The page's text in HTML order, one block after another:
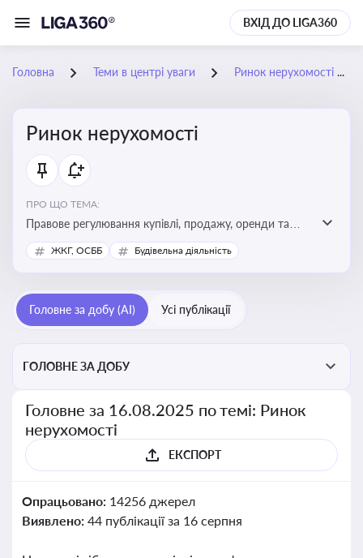
ВХІД ДО LIGA360
Головна Теми в центрі уваги Ринок нерухомості
Ринок нерухомості
ПРО ЩО ТЕМА:
Правове регулювання купівлі, продажу, оренди та
управління нерухомістю, що є ключовим для бізнесу,
інвесторів, забудовників і власників об’єктів майна
ЖКГ, ОСББ Будівельна діяльність
Головне за добу (AI) Усі публікації
ГОЛОВНЕ ЗА ДОБУ
Головне за 16.08.2025 по темі: Ринок
нерухомості
ЕКСПОРТ
Опрацьовано: 14256 джерел
Виявлено: 44 публікації за 16 серпня